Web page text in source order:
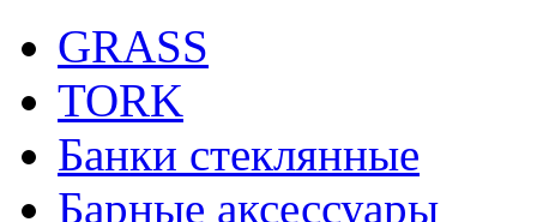
GRASS
TORK
Банки стеклянные
Барные аксессуары